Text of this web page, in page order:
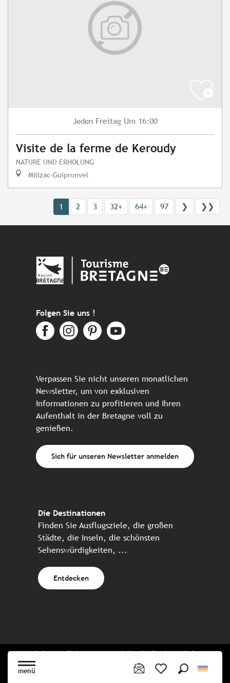
menü
Jeden Freitag Um 16:00
Visite de la ferme de Keroudy
NATURE UND ERHOLUNG
Milizac-Guipronvel
1 2 3 32+ 64+ 97 ❯ ❯❯
Folgen Sie uns !
Verpassen Sie nicht unseren monatlichen
Newsletter, um von exklusiven
Informationen zu profitieren und Ihren
Aufenthalt in der Bretagne voll zu
genießen.
Sich für unseren Newsletter anmelden
Die Destinationen
Finden Sie Ausflugsziele, die großen
Städte, die Inseln, die schönsten
Sehenswürdigkeiten, ...
Entdecken
Website erstellt in Zusammenarbeit mit allen bretonischen
Tourismuspartnern